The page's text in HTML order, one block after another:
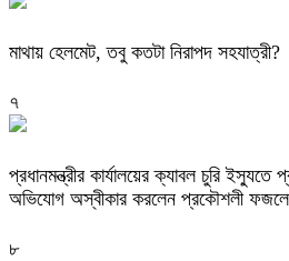
মাথায় হেলমেট, তবু কতটা নিরাপদ সহযাত্রী?
৭
প্রধানমন্ত্রীর কার্যালয়ের ক্যাবল চুরি ইস্যুতে
অভিযোগ অস্বীকার করলেন প্রকৌশলী ফজলে
৮